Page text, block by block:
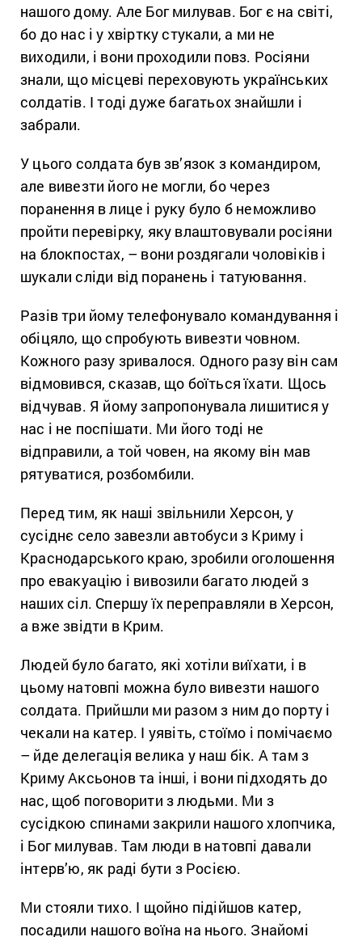
нашого дому. Але Бог милував. Бог є на світі,
бо до нас і у хвіртку стукали, а ми не
виходили, і вони проходили повз. Росіяни
знали, що місцеві переховують українських
солдатів. І тоді дуже багатьох знайшли і
забрали.
У цього солдата був зв’язок з командиром,
але вивезти його не могли, бо через
поранення в лице і руку було б неможливо
пройти перевірку, яку влаштовували росіяни
на блокпостах, – вони роздягали чоловіків і
шукали сліди від поранень і татуювання.
Разів три йому телефонувало командування і
обіцяло, що спробують вивезти човном.
Кожного разу зривалося. Одного разу він сам
відмовився, сказав, що боїться їхати. Щось
відчував. Я йому запропонувала лишитися у
нас і не поспішати. Ми його тоді не
відправили, а той човен, на якому він мав
рятуватися, розбомбили.
Перед тим, як наші звільнили Херсон, у
сусіднє село завезли автобуси з Криму і
Краснодарського краю, зробили оголошення
про евакуацію і вивозили багато людей з
наших сіл. Спершу їх переправляли в Херсон,
а вже звідти в Крим.
Людей було багато, які хотіли виїхати, і в
цьому натовпі можна було вивезти нашого
солдата. Прийшли ми разом з ним до порту і
чекали на катер. І уявіть, стоїмо і помічаємо
– йде делегація велика у наш бік. А там з
Криму Аксьонов та інші, і вони підходять до
нас, щоб поговорити з людьми. Ми з
сусідкою спинами закрили нашого хлопчика,
і Бог милував. Там люди в натовпі давали
інтерв’ю, як раді бути з Росією.
Ми стояли тихо. І щойно підійшов катер,
посадили нашого воїна на нього. Знайомі